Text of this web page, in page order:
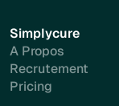
Simplycure
A Propos
Recrutement
Pricing